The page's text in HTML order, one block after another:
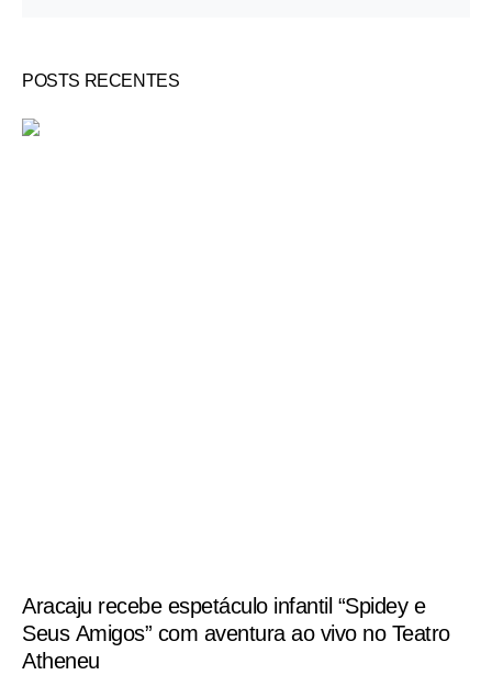
POSTS RECENTES
Aracaju recebe espetáculo infantil “Spidey e
Seus Amigos” com aventura ao vivo no Teatro
Atheneu